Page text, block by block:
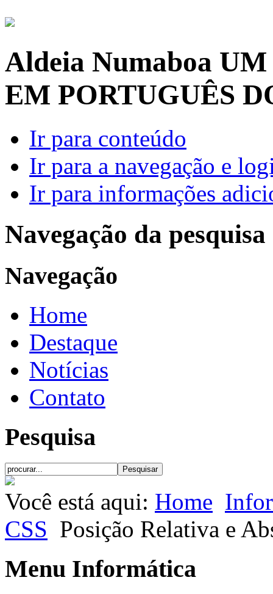
Aldeia Numaboa UM
EM PORTUGUÊS
Ir para conteúdo
Ir para a navegação e
Ir para informações
Navegação da pesquisa
Navegação
Home
Destaque
Notícias
Contato
Pesquisa
Você está aqui: Home
CSS Posição Relativa e
Menu Informática